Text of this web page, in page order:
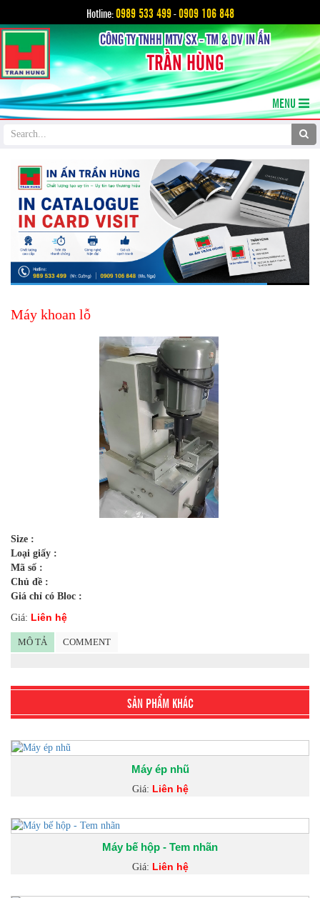
Hotline:0989 533 499-0909 106 848
CÔNG TY TNHH MTV SX - TM & DV IN ẤN
TRẦN HÙNG
MENU
Máy khoan lỗ
Size :
Loại giấy :
Mã số :
Chủ đề :
Giá chỉ có Bloc :
Giá: Liên hệ
MÔ TẢ COMMENT
SẢN PHẨM KHÁC
Máy ép nhũ
Giá: Liên hệ
Máy bế hộp - Tem nhãn
Giá: Liên hệ